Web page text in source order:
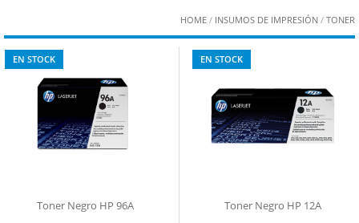
HOME / INSUMOS DE IMPRESIÓN / TONER
EN STOCK
Toner Negro HP 96A
EN STOCK
Toner Negro HP 12A